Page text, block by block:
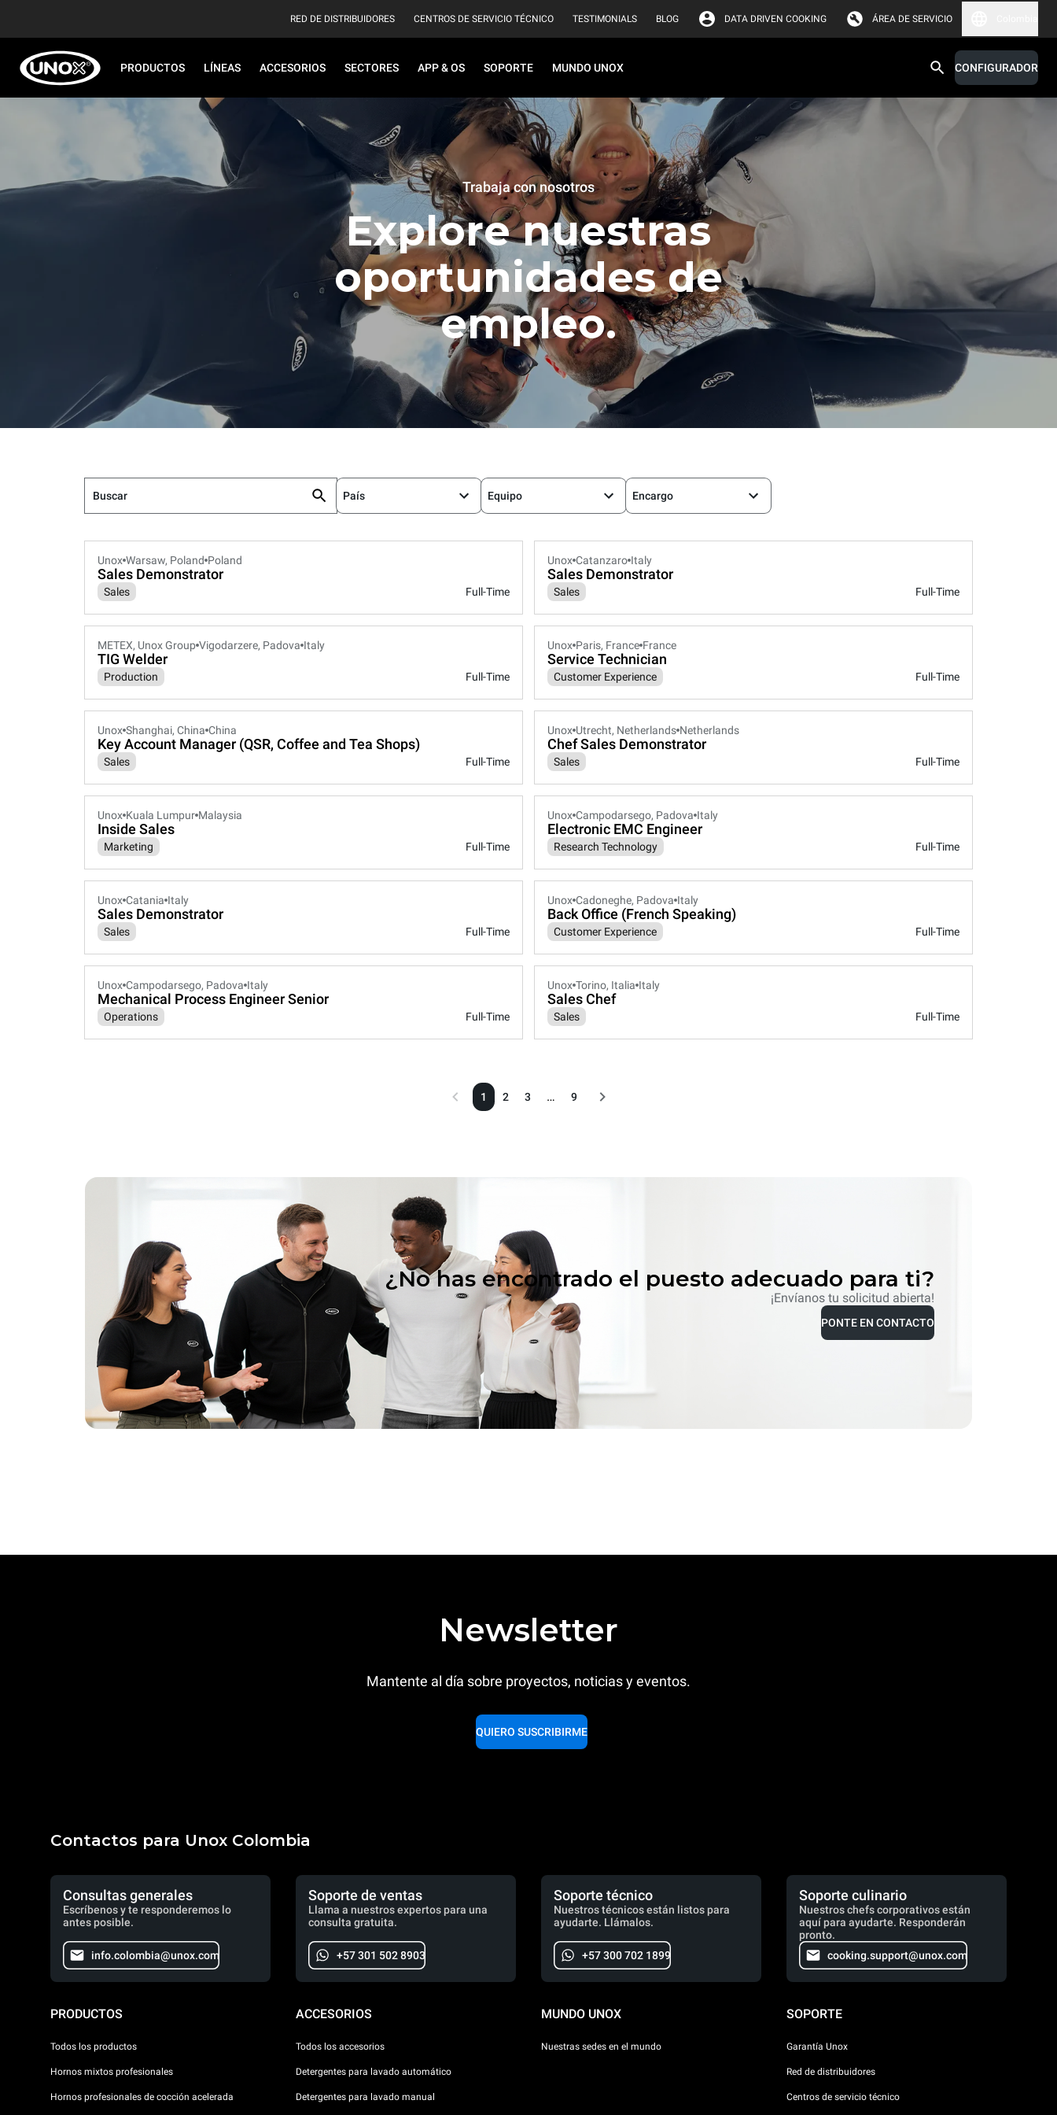
RED DE DISTRIBUIDORES CENTROS DE SERVICIO TÉCNICO TESTIMONIALS BLOG DATA DRIVEN COOKING ÁREA DE SERVICIO
PRODUCTOS LÍNEAS ACCESORIOS SECTORES APP & OS SOPORTE MUNDO UNOX CONFIGURADOR
Trabaja con nosotros
Explore nuestras
oportunidades de
empleo.
País Equipo Encargo
Unox Warsaw, Poland Poland
Sales Demonstrator
Sales Full-Time
Unox Catanzaro Italy
Sales Demonstrator
Sales Full-Time
METEX, Unox Group Vigodarzere, Padova Italy
TIG Welder
Production Full-Time
Unox Paris, France France
Service Technician
Customer Experience Full-Time
Unox Shanghai, China China
Key Account Manager (QSR, Coffee and Tea Shops)
Sales Full-Time
Unox Utrecht, Netherlands Netherlands
Chef Sales Demonstrator
Sales Full-Time
Unox Kuala Lumpur Malaysia
Inside Sales
Marketing Full-Time
Unox Campodarsego, Padova Italy
Electronic EMC Engineer
Research Technology Full-Time
Unox Catania Italy
Sales Demonstrator
Sales Full-Time
Unox Cadoneghe, Padova Italy
Back Office (French Speaking)
Customer Experience Full-Time
Unox Campodarsego, Padova Italy
Mechanical Process Engineer Senior
Operations Full-Time
Unox Torino, Italia Italy
Sales Chef
Sales Full-Time
1 2 3 … 9
¿No has encontrado el puesto adecuado para ti?
¡Envíanos tu solicitud abierta!
PONTE EN CONTACTO
Newsletter
Mantente al día sobre proyectos, noticias y eventos.
QUIERO SUSCRIBIRME
Contactos para Unox Colombia
Consultas generales
Escríbenos y te responderemos lo
antes posible.
info.colombia@unox.com
Soporte de ventas
Llama a nuestros expertos para una
consulta gratuita.
+57 301 502 8903
Soporte técnico
Nuestros técnicos están listos para
ayudarte. Llámalos.
+57 300 702 1899
Soporte culinario
Nuestros chefs corporativos están
aquí para ayudarte. Responderán
pronto.
cooking.support@unox.com
PRODUCTOS
Todos los productos
Hornos mixtos profesionales
Hornos profesionales de cocción acelerada
ACCESORIOS
Todos los accesorios
Detergentes para lavado automático
Detergentes para lavado manual
MUNDO UNOX
Nuestras sedes en el mundo
SOPORTE
Garantía Unox
Red de distribuidores
Centros de servicio técnico